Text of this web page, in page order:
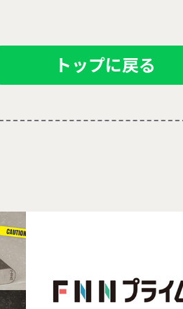
トップに戻る